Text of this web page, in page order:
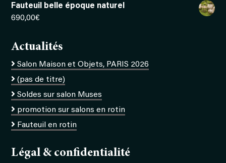
Fauteuil belle époque naturel
690,00€
Actualités
Salon Maison et Objets, PARIS 2026
(pas de titre)
Soldes sur salon Muses
promotion sur salons en rotin
Fauteuil en rotin
Légal & confidentialité